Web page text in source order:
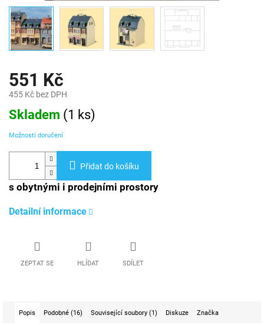
551 Kč
455 Kč bez DPH
Měrná
cena:
Skladem (1 ks)
Možnosti doručení
Přidat do košíku
s obytnými i prodejními prostory
Detailní informace
ZEPTAT SE HLÍDAT SDÍLET
Popis Podobné (16) Související soubory (1) Diskuze Značka